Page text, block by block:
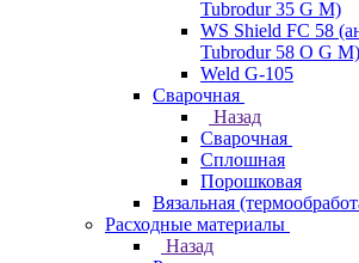
Tubrodur 35 G M)
WS Shield FC 58
Tubrodur 58 O G M)
Weld G-105
Сварочная
Назад
Сварочная
Сплошная
Порошковая
Вязальная
Расходные материалы
Назад